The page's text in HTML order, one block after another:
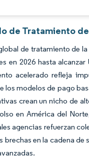
de Tratamiento
de tratamiento de
en 2026 hasta
acelerado refleja
los modelos de pago
crean un nicho de
en América del
agencias refuerzan
brechas en la cadena